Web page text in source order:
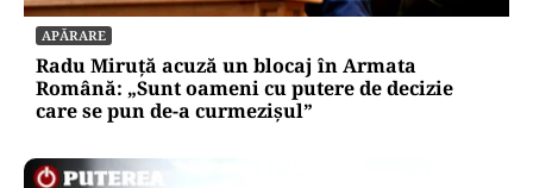
APĂRARE
Radu Miruță acuză un blocaj în Armata
Română: „Sunt oameni cu putere de decizie
care se pun de-a curmezișul”